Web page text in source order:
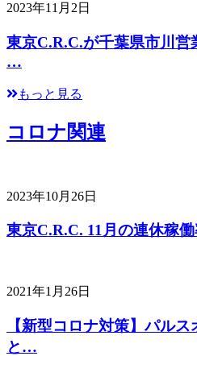
2023年11月2日
東京C.R.C.が千葉県市川営
…
もっと見る
コロナ関連
2023年10月26日
東京C.R.C. 11月の連休稼
2021年1月26日
【新型コロナ対策】パル
と…